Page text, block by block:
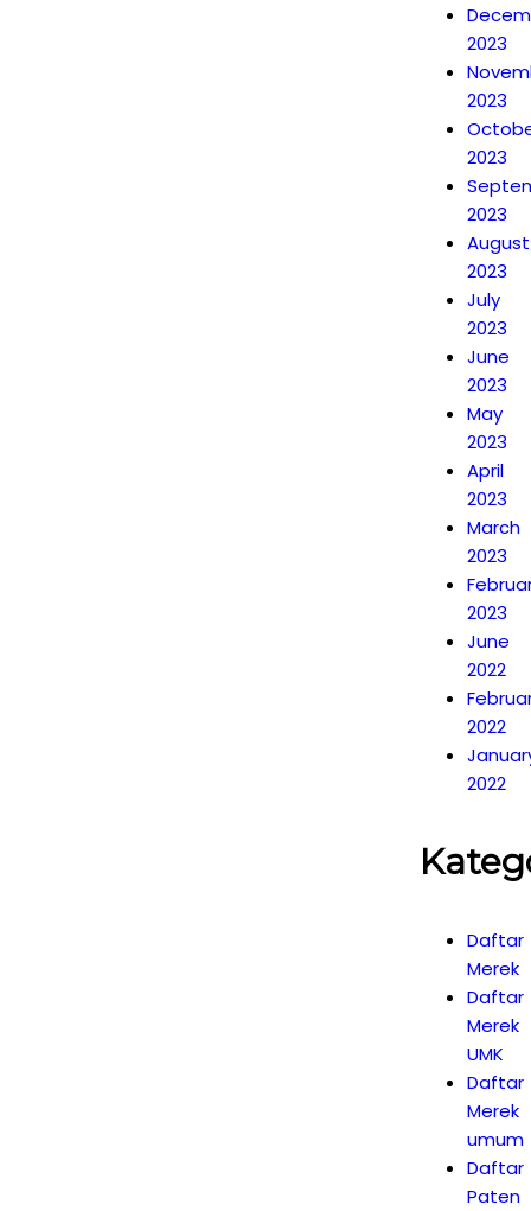
2023
2023
2023
2023
August
2023
July
2023
June
2023
May
2023
April
2023
March
2023
2023
June
2022
2022
2022
Daftar
Merek
Daftar
Merek
UMK
Daftar
Merek
umum
Daftar
Paten